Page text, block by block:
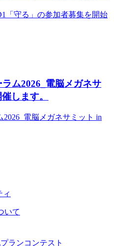
「守る」の参加者募集を開始
ム2026_電脳メガネサ
します。
電脳メガネサミット in
いて
ランコンテスト